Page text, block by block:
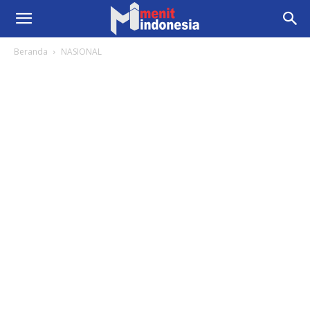
Beranda NASIONAL